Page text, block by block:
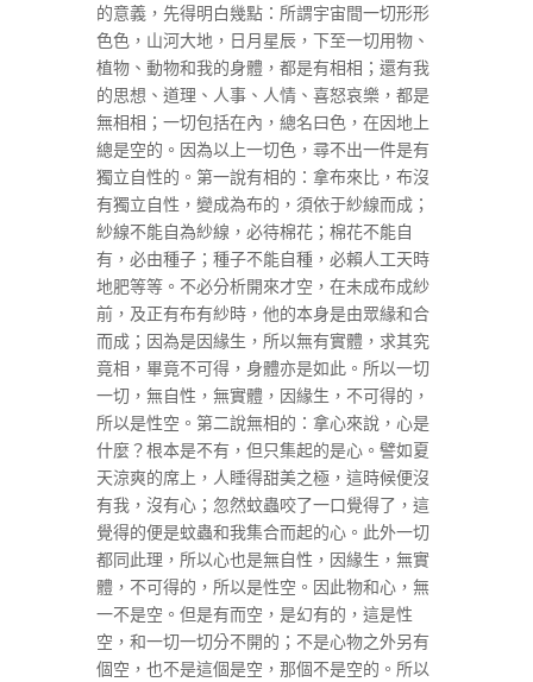
的意義，先得明白幾點：所謂宇宙間一切形形
色色，山河大地，日月星辰，下至一切用物、
植物、動物和我的身體，都是有相相；還有我
的思想、道理、人事、人情、喜怒哀樂，都是
無相相；一切包括在內，總名曰色，在因地上
總是空的。因為以上一切色，尋不出一件是有
獨立自性的。第一說有相的：拿布來比，布沒
有獨立自性，變成為布的，須依于紗線而成；
紗線不能自為紗線，必待棉花；棉花不能自
有，必由種子；種子不能自種，必賴人工天時
地肥等等。不必分析開來才空，在未成布成紗
前，及正有布有紗時，他的本身是由眾緣和合
而成；因為是因緣生，所以無有實體，求其究
竟相，畢竟不可得，身體亦是如此。所以一切
一切，無自性，無實體，因緣生，不可得的，
所以是性空。第二說無相的：拿心來說，心是
什麼？根本是不有，但只集起的是心。譬如夏
天涼爽的席上，人睡得甜美之極，這時候便沒
有我，沒有心；忽然蚊蟲咬了一口覺得了，這
覺得的便是蚊蟲和我集合而起的心。此外一切
都同此理，所以心也是無自性，因緣生，無實
體，不可得的，所以是性空。因此物和心，無
一不是空。但是有而空，是幻有的，這是性
空，和一切一切分不開的；不是心物之外另有
個空，也不是這個是空，那個不是空的。所以